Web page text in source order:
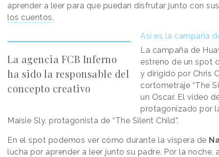
aprender a leer para que puedan disfrutar junto con
los cuentos.
La agencia FCB Inferno
ha sido la responsable del
concepto creativo
Así es la campaña
La campaña de
estreno de un spot
y dirigido por Chris
cortometraje “The
un Oscar. El vídeo
protagonizado por
Maisie Sly, protagonista de “The Silent Child”.
En el spot podemos ver cómo durante la víspera de
lucha por aprender a leer junto su padre. Por la noche,